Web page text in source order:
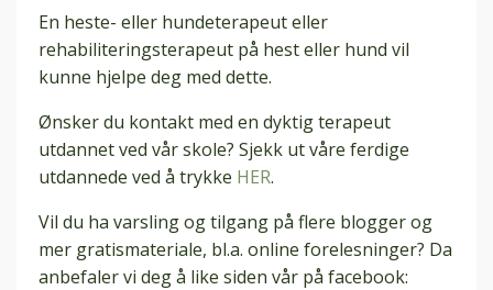
En heste- eller hundeterapeut eller
rehabiliteringsterapeut på hest eller hund vil
kunne hjelpe deg med dette.
Ønsker du kontakt med en dyktig terapeut
utdannet ved vår skole? Sjekk ut våre ferdige
utdannede ved å trykke HER.
Vil du ha varsling og tilgang på flere blogger og
mer gratismateriale, bl.a. online forelesninger? Da
anbefaler vi deg å like siden vår på facebook: